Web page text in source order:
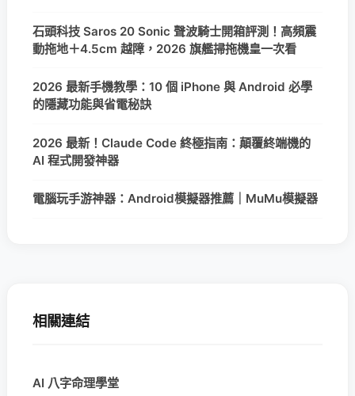
石頭科技 Saros 20 Sonic 聲波騎士開箱評測！高頻震
動拖地＋4.5cm 越障，2026 旗艦掃拖機皇一次看
2026 最新手機教學：10 個 iPhone 與 Android 必學
的隱藏功能與省電秘訣
2026 最新！Claude Code 終極指南：顛覆終端機的
AI 程式開發神器
電腦玩手游神器：Android模擬器推薦｜MuMu模擬器
相關連結
AI 八字命理學堂